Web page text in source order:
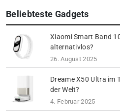
Beliebteste Gadgets
Xiaomi Smart Band
alternativlos?
26. August 2025
Dreame X50 Ultra im
der Welt?
4. Februar 2025